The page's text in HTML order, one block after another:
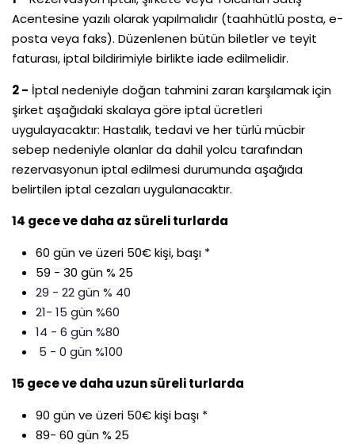
Acentesine yazılı olarak yapılmalıdır (taahhütlü posta, e-
posta veya faks). Düzenlenen bütün biletler ve teyit
faturası, iptal bildirimiyle birlikte iade edilmelidir.
2 - İptal nedeniyle doğan tahmini zararı karşılamak için
şirket aşağıdaki skalaya göre iptal ücretleri
uygulayacaktır: Hastalık, tedavi ve her türlü mücbir
sebep nedeniyle olanlar da dahil yolcu tarafından
rezervasyonun iptal edilmesi durumunda aşağıda
belirtilen iptal cezaları uygulanacaktır.
14 gece ve daha az süreli turlarda
60 gün ve üzeri 50€ kişi, başı *
59 - 30 gün % 25
29 - 22 gün % 40
21- 15 gün %60
14 - 6 gün %80
5 - 0 gün %100
15 gece ve daha uzun süreli turlarda
90 gün ve üzeri 50€ kişi başı *
89- 60 gün % 25